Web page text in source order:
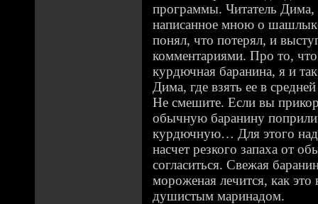
программы. Читатель Дима,
написанное мною о
понял, что потерял, и
комментариями. Про то,
курдючная баранина, я и
Дима, где взять ее в
Не смешите. Если вы
обычную баранину
курдючную… Для этого
насчет резкого запаха от
согласиться. Свежая
мороженая лечится, как
душистым маринадом.